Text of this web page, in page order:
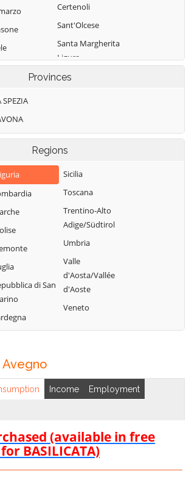
Ligure
Certenoli
Sant'Olcese
Santa Margherita
Ligure
Santo Stefano
Sori
Tiglieto
Vobbia
Zoagli
Provinces
SPEZIA
Regions
di San
Sicilia
Toscana
Trentino-Alto
Adige/Südtirol
Umbria
Valle
d'Aosta/Vallée
d'Aoste
Veneto
Avegno
Income Employment
(available in free
BASILICATA)